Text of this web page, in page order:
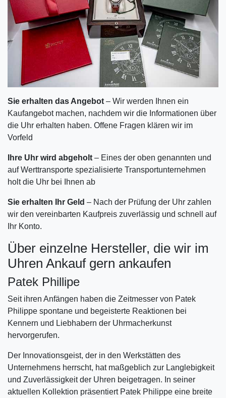
Sie erhalten das Angebot – Wir werden Ihnen ein
Kaufangebot machen, nachdem wir die Informationen über
die Uhr erhalten haben. Offene Fragen klären wir im
Vorfeld
Ihre Uhr wird abgeholt – Eines der oben genannten und
auf Werttransporte spezialisierte Transportunternehmen
holt die Uhr bei Ihnen ab
Sie erhalten Ihr Geld – Nach der Prüfung der Uhr zahlen
wir den vereinbarten Kaufpreis zuverlässig und schnell auf
Ihr Konto.
Über einzelne Hersteller, die wir im
Uhren Ankauf gern ankaufen
Patek Phillipe
Seit ihren Anfängen haben die Zeitmesser von Patek
Philippe spontane und begeisterte Reaktionen bei
Kennern und Liebhabern der Uhrmacherkunst
hervorgerufen.
Der Innovationsgeist, der in den Werkstätten des
Unternehmens herrscht, hat maßgeblich zur Langlebigkeit
und Zuverlässigkeit der Uhren beigetragen. In seiner
aktuellen Kollektion präsentiert Patek Philippe eine breite